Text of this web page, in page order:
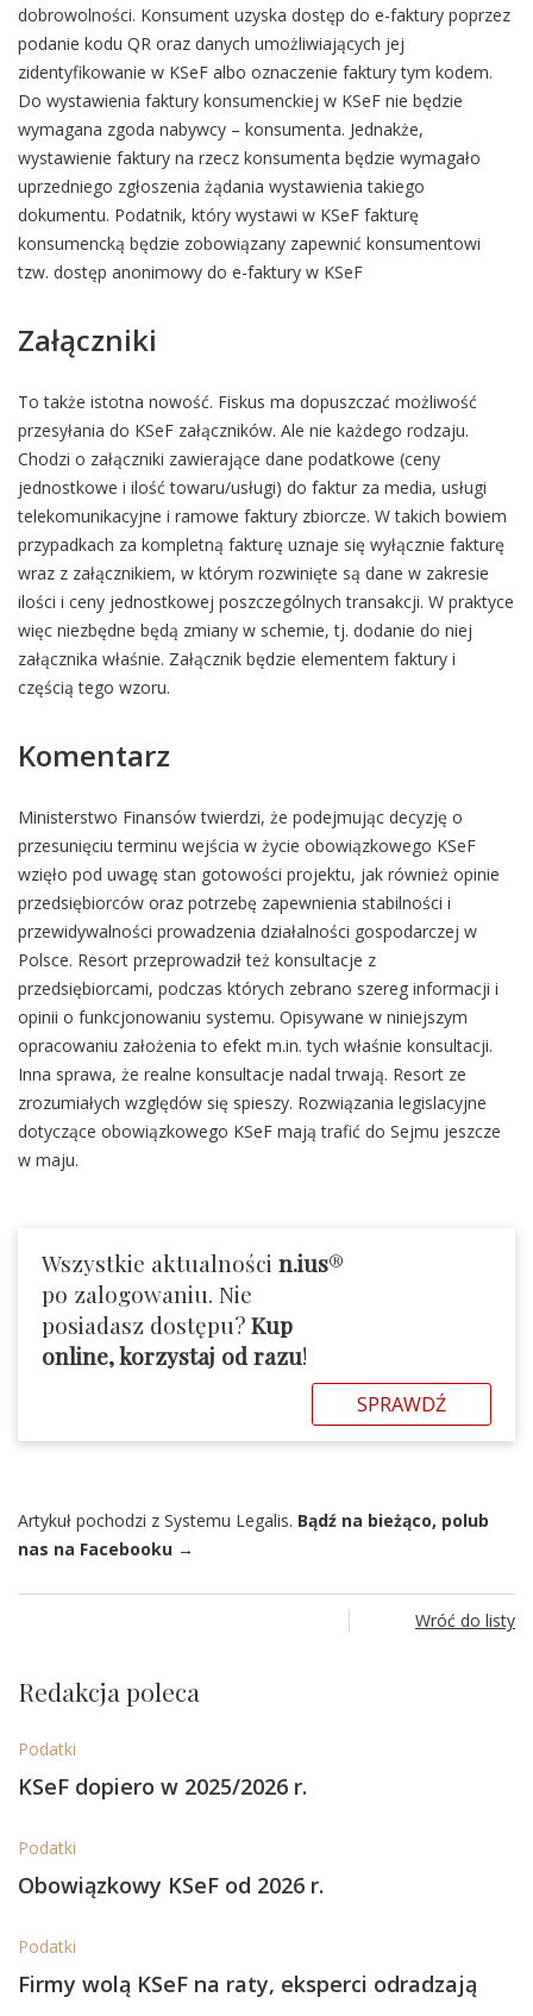
dobrowolności. Konsument uzyska dostęp do e-faktury poprzez
podanie kodu QR oraz danych umożliwiających jej
zidentyfikowanie w KSeF albo oznaczenie faktury tym kodem.
Do wystawienia faktury konsumenckiej w KSeF nie będzie
wymagana zgoda nabywcy – konsumenta. Jednakże,
wystawienie faktury na rzecz konsumenta będzie wymagało
uprzedniego zgłoszenia żądania wystawienia takiego
dokumentu. Podatnik, który wystawi w KSeF fakturę
konsumencką będzie zobowiązany zapewnić konsumentowi
tzw. dostęp anonimowy do e-faktury w KSeF
Załączniki
To także istotna nowość. Fiskus ma dopuszczać możliwość
przesyłania do KSeF załączników. Ale nie każdego rodzaju.
Chodzi o załączniki zawierające dane podatkowe (ceny
jednostkowe i ilość towaru/usługi) do faktur za media, usługi
telekomunikacyjne i ramowe faktury zbiorcze. W takich bowiem
przypadkach za kompletną fakturę uznaje się wyłącznie fakturę
wraz z załącznikiem, w którym rozwinięte są dane w zakresie
ilości i ceny jednostkowej poszczególnych transakcji. W praktyce
więc niezbędne będą zmiany w schemie, tj. dodanie do niej
załącznika właśnie. Załącznik będzie elementem faktury i
częścią tego wzoru.
Komentarz
Ministerstwo Finansów twierdzi, że podejmując decyzję o
przesunięciu terminu wejścia w życie obowiązkowego KSeF
wzięło pod uwagę stan gotowości projektu, jak również opinie
przedsiębiorców oraz potrzebę zapewnienia stabilności i
przewidywalności prowadzenia działalności gospodarczej w
Polsce. Resort przeprowadził też konsultacje z
przedsiębiorcami, podczas których zebrano szereg informacji i
opinii o funkcjonowaniu systemu. Opisywane w niniejszym
opracowaniu założenia to efekt m.in. tych właśnie konsultacji.
Inna sprawa, że realne konsultacje nadal trwają. Resort ze
zrozumiałych względów się spieszy. Rozwiązania legislacyjne
dotyczące obowiązkowego KSeF mają trafić do Sejmu jeszcze
w maju.
Wszystkie aktualności n.ius®
po zalogowaniu. Nie
posiadasz dostępu?Kup
online, korzystaj od razu!
SPRAWDŹ
Artykuł pochodzi z Systemu Legalis. Bądź na bieżąco, polub
nas na Facebooku →
Wróć do listy
Redakcja poleca
Podatki
KSeF dopiero w 2025/2026 r.
Podatki
Obowiązkowy KSeF od 2026 r.
Podatki
Firmy wolą KSeF na raty, eksperci odradzają